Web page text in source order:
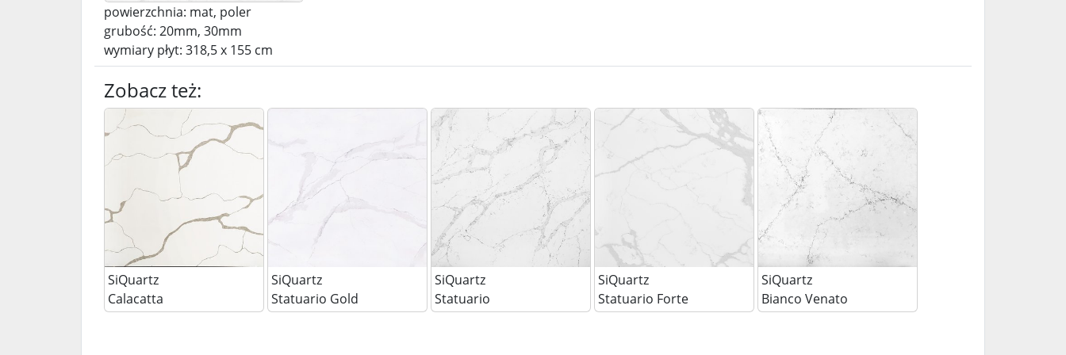
powierzchnia: mat, poler
grubość: 20mm, 30mm
wymiary płyt: 318,5 x 155 cm
Zobacz też:
SiQuartz
Calacatta
SiQuartz
Statuario Gold
SiQuartz
Statuario
SiQuartz
Statuario Forte
SiQuartz
Bianco Venato